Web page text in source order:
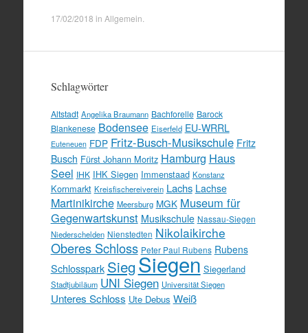
17/02/2018 in Allgemein
Schlagwörter
Altstadt Angelika Braumann Bachforelle Barock
Blankenese Bodensee Eiserfeld EU-WRRL
Euteneuen FDP Fritz-Busch-Musikschule Fritz
Busch Fürst Johann Moritz Hamburg Haus
Seel IHK IHK Siegen Immenstaad Konstanz
Kornmarkt Kreisfischereiverein Lachs Lachse
Martinikirche Meersburg MGK Museum für
Gegenwartskunst Musikschule Nassau-Siegen
Niederschelden Nienstedten Nikolaikirche
Oberes Schloss Peter Paul Rubens Rubens
Schlosspark SiegSiegen Siegerland
Stadtjubiläum UNI Siegen Universität Siegen
Unteres Schloss Ute Debus Weiß